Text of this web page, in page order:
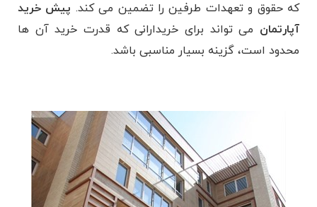
که حقوق و تعهدات طرفین را تضمین می‌ کند. پیش خرید
آپارتمان می ‌تواند برای خریدارانی که قدرت خرید آن ‌ها
محدود است، گزینه بسیار مناسبی باشد.